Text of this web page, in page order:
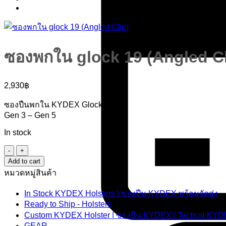
ซองพกใน glock 19 (Angled
2,930฿
ซองปืนพกใน KYDEX Glock 19
Gen 3 – Gen 5
In stock
ซอง
พกใน
glock
(Angled
Clip)
quantity
Add to cart
หมวดหมู่สินค้า
In Stock KYDEX Holsters | ซองปืน KYDEX พร้อมจัดส่ง
Ready to Ship - Holsters
Custom KYDEX Holster | ซองปืน KYDEX | Tactical